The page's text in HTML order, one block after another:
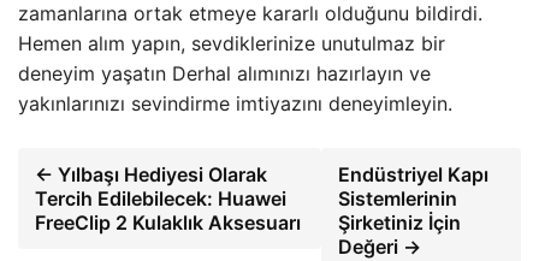
zamanlarına ortak etmeye kararlı olduğunu bildirdi.
Hemen alım yapın, sevdiklerinize unutulmaz bir
deneyim yaşatın Derhal alımınızı hazırlayın ve
yakınlarınızı sevindirme imtiyazını deneyimleyin.
← Yılbaşı Hediyesi Olarak
Tercih Edilebilecek: Huawei
FreeClip 2 Kulaklık Aksesuarı
Endüstriyel Kapı
Sistemlerinin
Şirketiniz İçin
Değeri →